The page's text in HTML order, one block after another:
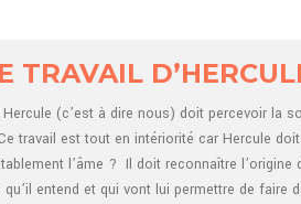
TRAVAIL
(c’est à dire nous) doit percevoir la
travail est tout en intériorité car Hercule
l’âme ? Il doit reconnaître l’origine
qu’il entend et qui vont lui permettre de faire